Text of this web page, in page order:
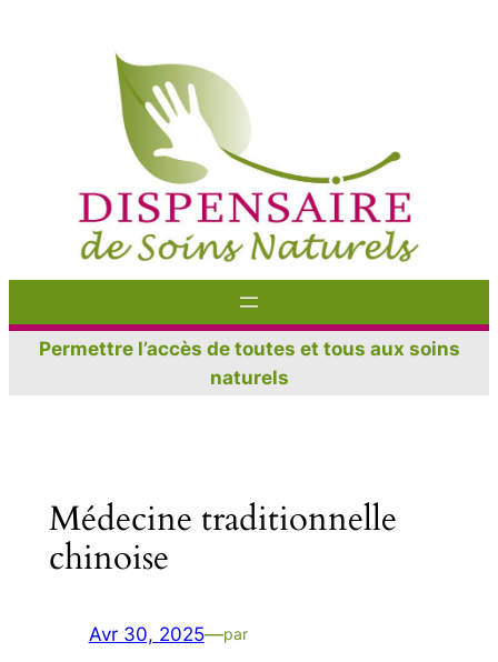
Permettre l’accès de toutes et tous aux soins
naturels
Médecine traditionnelle
chinoise
Avr 30, 2025—par